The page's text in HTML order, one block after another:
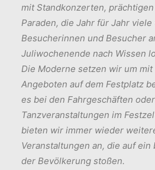
mit Standkonzerten,
Paraden, die Jahr für Jahr viele
Besucherinnen und Besucher
Juliwochenende nach Wissen
Die Moderne setzen wir um
Angeboten auf dem Festplatz
es bei den Fahrgeschäften
Tanzveranstaltungen im
bieten wir immer wieder
Veranstaltungen an, die auf
der Bevölkerung stoßen.